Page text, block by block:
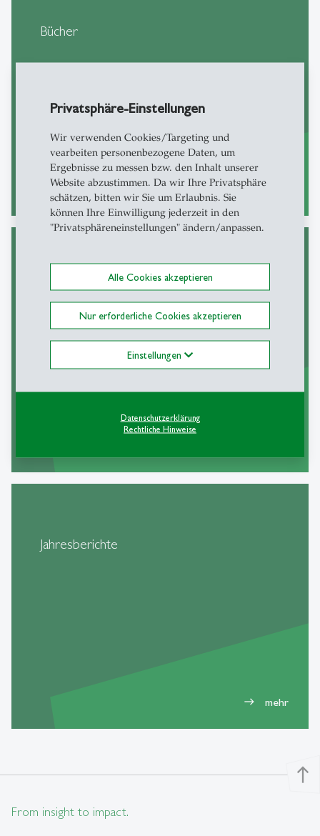
Privatsphäre-Einstellungen
Wir verwenden Cookies/Targeting und
vearbeiten personenbezogene Daten, um
Ergebnisse zu messen bzw. den Inhalt unserer
Website abzustimmen. Da wir Ihre Privatsphäre
schätzen, bitten wir Sie um Erlaubnis. Sie
können Ihre Einwilligung jederzeit in den
"Privatsphäreneinstellungen" ändern/anpassen.
Alle Cookies akzeptieren
Nur erforderliche Cookies akzeptieren
Einstellungen
Datenschutzerklärung
Rechtliche Hinweise
Bücher
east mehr
Studien, Whitepaper & weitere
Publikationen
Jahresberichte
east mehr
north
From insight to impact.